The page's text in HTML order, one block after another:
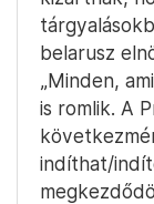
belarusz
„Minden,
is romlik. A
indíthat/